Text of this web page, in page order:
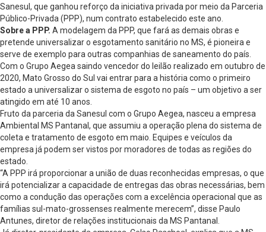
Sanesul, que ganhou reforço da iniciativa privada por meio da Parceria
Público-Privada (PPP), num contrato estabelecido este ano.
Sobre a PPP. A modelagem da PPP, que fará as demais obras e
pretende universalizar o esgotamento sanitário no MS, é pioneira e
serve de exemplo para outras companhias de saneamento do país.
Com o Grupo Aegea saindo vencedor do leilão realizado em outubro de
2020, Mato Grosso do Sul vai entrar para a história como o primeiro
estado a universalizar o sistema de esgoto no país – um objetivo a ser
atingido em até 10 anos.
Fruto da parceria da Sanesul com o Grupo Aegea, nasceu a empresa
Ambiental MS Pantanal, que assumiu a operação plena do sistema de
coleta e tratamento de esgoto em maio. Equipes e veículos da
empresa já podem ser vistos por moradores de todas as regiões do
estado.
“A PPP irá proporcionar a união de duas reconhecidas empresas, o que
irá potencializar a capacidade de entregas das obras necessárias, bem
como a condução das operações com a excelência operacional que as
famílias sul-mato-grossenses realmente merecem”, disse Paulo
Antunes, diretor de relações institucionais da MS Pantanal.